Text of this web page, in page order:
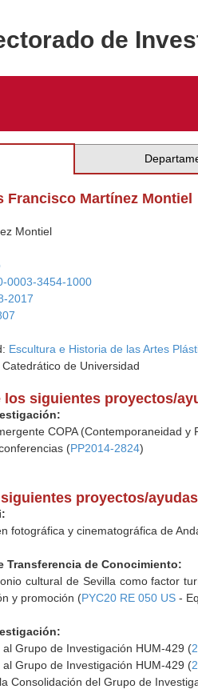
de
Francisco Martínez Montiel
Montiel
0003-3454-1000
2017
Escultura e Historia de las Artes
de Universidad
los siguientes proyectos/
COPA (Contemporaneidad y
(PP2014-2824)
proyectos/
fotográfica y cinematográfica de
Transferencia de Conocimiento:
cultural de Sevilla como factor
y promoción (PYC20 RE 050 US -
al Grupo de Investigación HUM-429 (
al Grupo de Investigación HUM-429 (
Consolidación del Grupo de